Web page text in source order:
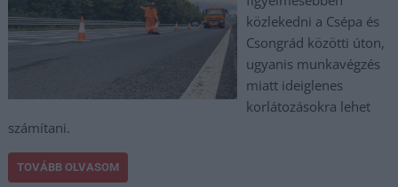
közlekedni a Csépa és
Csongrád közötti úton,
ugyanis munkavégzés
miatt ideiglenes
korlátozásokra lehet
számítani.
TOVÁBB OLVASOM